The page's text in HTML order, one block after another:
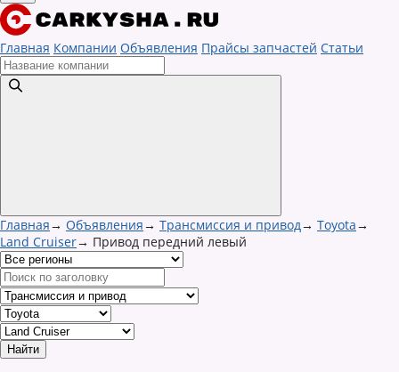
Главная Компании Объявления Прайсы запчастей Статьи
Главная→ Объявления→ Трансмиссия и привод→ Toyota→
Land Cruiser→ Привод передний левый